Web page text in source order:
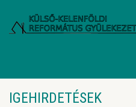
IGEHIRDETÉSEK